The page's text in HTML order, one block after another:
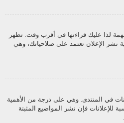
لذا عليك قراءتها في أقرب وقت. تظهر
نشر الإعلان تعتمد على صلاحياتك، وهي
في المنتدى. وهي على درجة من الأهمية
للإعلانات فإن نشر المواضيع المثبتة